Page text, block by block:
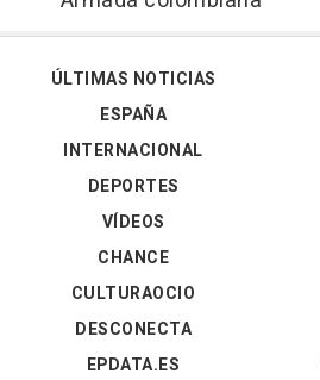
ÚLTIMAS NOTICIAS
ESPAÑA
INTERNACIONAL
DEPORTES
VÍDEOS
CHANCE
CULTURAOCIO
DESCONECTA
EPDATA.ES